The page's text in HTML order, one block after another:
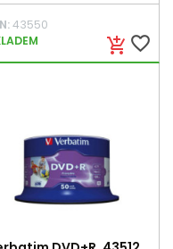
add_shopping_cart favorite_border
43550